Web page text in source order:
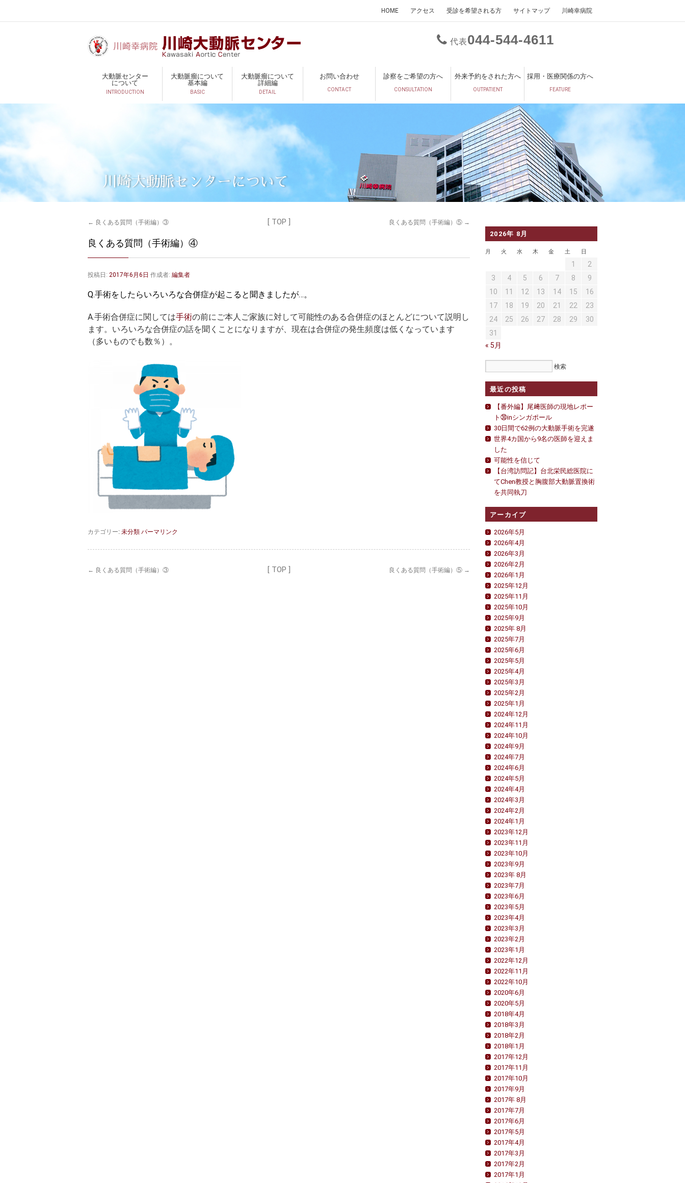
HOME アクセス 受診を希望される方 サイトマップ 川崎幸病院
代表044 544 4611
大動脈センター
について
INTRODUCTION
大動脈瘤について
基本編
BASIC
大動脈瘤について
詳細編
DETAIL
お問い合わせ
CONTACT
診察をご希望の方へ
CONSULTATION
外来予約をされた方へ
OUTPATIENT
採用・医療関係の方へ
FEATURE
川崎大動脈センターについて
← 良くある質問（手術編）③ [ TOP ] 良くある質問（手術編）⑤ →
良くある質問（手術編）④
投稿日: 2017年6月6日 作成者: 編集者
Q.手術をしたらいろいろな合併症が起こると聞きましたが…。
A.手術合併症に関しては手術の前にご本人ご家族に対して可能性のある合併症のほとんどについて説明し
ます。いろいろな合併症の話を聞くことになりますが、現在は合併症の発生頻度は低くなっています
（多いものでも数％）。
カテゴリー:未分類パーマリンク
← 良くある質問（手術編）③ [ TOP ] 良くある質問（手術編）⑤ →
2026年 8月
月 火 水 木 金 土 日
1
2
3
4 5 6 7 8
9
10
11 12 13 14 15
16
17
18 19 20 21 22
23
24
25 26 27 28 29
30
31
« 5月
最近の投稿
【番外編】尾﨑医師の現地レポー
ト㉚inシンガポール
30日間で62例の大動脈手術を完遂
世界4カ国から9名の医師を迎えま
した
可能性を信じて
【台湾訪問記】台北栄民総医院に
てChen教授と胸腹部大動脈置換術
を共同執刀
アーカイブ
2026年5月
2026年4月
2026年3月
2026年2月
2026年1月
2025年12月
2025年11月
2025年10月
2025年9月
2025年 8月
2025年7月
2025年6月
2025年5月
2025年4月
2025年3月
2025年2月
2025年1月
2024年12月
2024年11月
2024年10月
2024年9月
2024年7月
2024年6月
2024年5月
2024年4月
2024年3月
2024年2月
2024年1月
2023年12月
2023年11月
2023年10月
2023年9月
2023年 8月
2023年7月
2023年6月
2023年5月
2023年4月
2023年3月
2023年2月
2023年1月
2022年12月
2022年11月
2022年10月
2020年6月
2020年5月
2018年4月
2018年3月
2018年2月
2018年1月
2017年12月
2017年11月
2017年10月
2017年9月
2017年 8月
2017年7月
2017年6月
2017年5月
2017年4月
2017年3月
2017年2月
2017年1月